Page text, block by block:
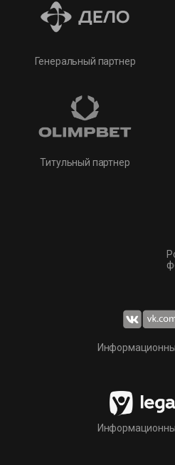
Генеральный партнер
Титульный партнер